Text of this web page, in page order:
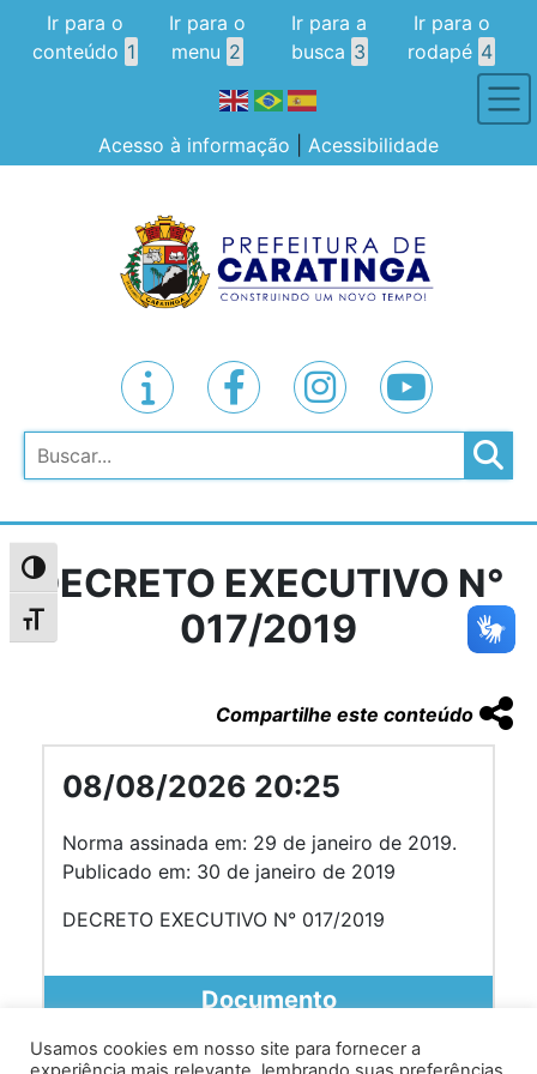
Alternar alto contraste
Alternar tamanho da fonte
Ir para o
conteúdo 1
Ir para o
menu 2
Ir para a
busca 3
Ir para o
rodapé 4
Acesso à informação Acessibilidade
Pesquisar
DECRETO EXECUTIVO N°
017/2019
Compartilhe este conteúdo
08/08/2026 20:25
Norma assinada em: 29 de janeiro de 2019.
Publicado em: 30 de janeiro de 2019
DECRETO EXECUTIVO N° 017/2019
Documento
Usamos cookies em nosso site para fornecer a